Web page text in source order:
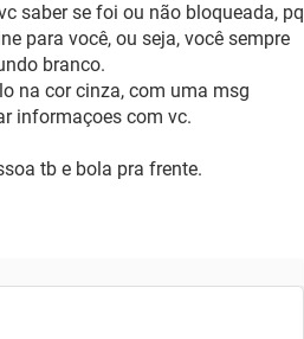
saber se foi ou não bloqueada, pq
para você, ou seja, você sempre
branco.
na cor cinza, com uma msg
informaçoes com vc.
tb e bola pra frente.